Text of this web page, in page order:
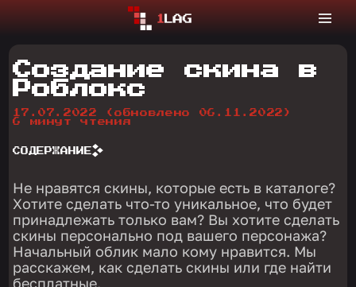
Создание скина в
Роблокс
17.07.2022
(обновлено 06.11.2022)
6 минут чтения
СОДЕРЖАНИЕ
Не нравятся скины, которые есть в каталоге?
Хотите сделать что-то уникальное, что будет
принадлежать только вам? Вы хотите сделать
скины персонально под вашего персонажа?
Начальный облик мало кому нравится. Мы
расскажем, как сделать скины или где найти
бесплатные.